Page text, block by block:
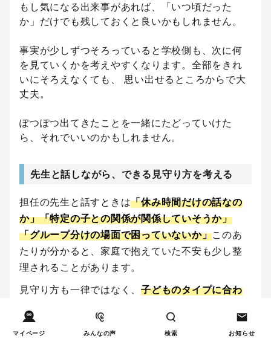
マイページ みんなの声 検索 お知らせ
もし気になる出来事があれば、「いつ頃だった
か」だけでも残しておくと良いかもしれません。
事実が少しずつそろっていると学校側も、次に何
を見ていくかを考えやすくなります。全部をきれ
いにそろえなくても、 思い出せるところからで大
丈夫。
ぽつぽつ出てきたことを一緒にたどっていけた
ら、それでいいのかもしれません。
先生と話しながら、できる見守り方を考える
担任の先生と話すときは「休み時間だけの話なの
か」「特定の子との関係が関係していそうか」
「グループ分けの場面で困っていないか」このあ
たりが分かると、家庭で抱えていた不安も少し整
理されることがあります。
見守り方も一律ではなく、 子どものタイプに合わ
席替えや、さりげない声かけの工夫。